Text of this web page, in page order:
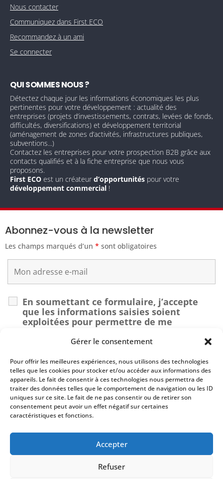
Gérer le consentement
Pour offrir les meilleures expériences, nous utilisons des technologies
telles que les cookies pour stocker et/ou accéder aux informations des
appareils. Le fait de consentir à ces technologies nous permettra de
traiter des données telles que le comportement de navigation ou les ID
uniques sur ce site. Le fait de ne pas consentir ou de retirer son
consentement peut avoir un effet négatif sur certaines
caractéristiques et fonctions.
Accepter
Refuser
Nous contacter
Communiquez dans First ECO
Recommandez à un ami
Se connecter
QUI SOMMES NOUS ?
Détectez chaque jour les informations économiques les plus
pertinentes pour votre développement : actualité des
entreprises (projets d’investissements, contrats, levées de fonds,
difficultés, diversifications) et développement territorial
(aménagement de zones d’activités, infrastructures publiques,
subventions...)
Contactez les entreprises pour votre prospection B2B grâce aux
contacts qualifiés et à la fiche entreprise que nous vous
proposons.
First ECO est un créateurd’opportunités pour votre
développement commercial !
Abonnez-vous à la newsletter
Les champs marqués d’un * sont obligatoires
En soumettant ce formulaire, j’accepte
que les informations saisies soient
exploitées pour permettre de me
Recaptcha v2
En renseignant votre adresse email, vous acceptez de recevoir par
newsletter nos derniers articles de blog et prenez connaissance de notre
politique de confidentialité (art.9). Vous pouvez vous désinscrire à tout